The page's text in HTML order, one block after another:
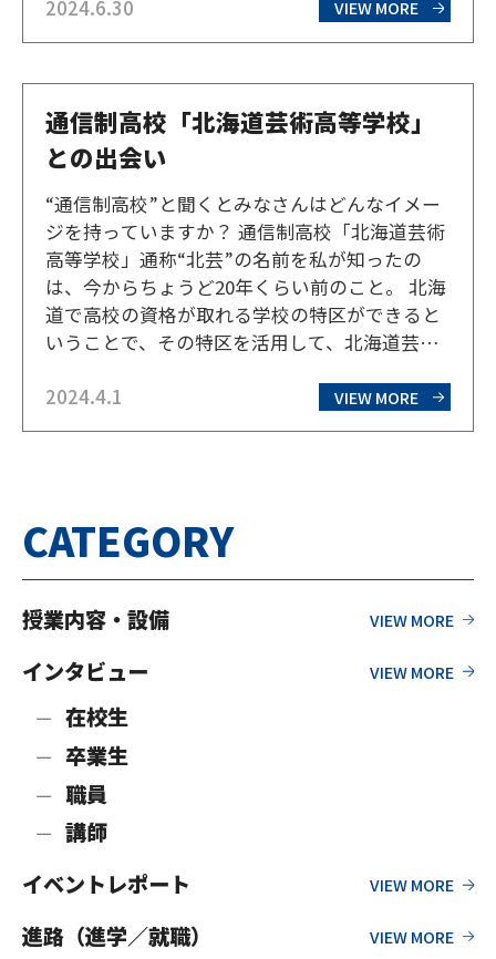
受けたもので、非常に広い施設となっている。
しかし、「学校法人化」と仁木町への「本校
2024.6.30 VIEW MORE
通信制高校「北海道芸術高等学校」
との出会い
“通信制高校”と聞くとみなさんはどんなイメー
ジを持っていますか？ 通信制高校「北海道芸術
高等学校」通称“北芸”の名前を私が知ったの
は、今からちょうど20年くらい前のこと。 北海
道で高校の資格が取れる学校の特区ができると
いうことで、その特区を活用して、北海道芸術
話を人づてに聞いた私は、単に高卒の資格を欲
しい人が通信制で簡単に資格を取得する仕組み
2024.4.1 VIEW MORE
CATEGORY
授業内容・設備
インタビュー
在校生
卒業生
職員
講師
イベントレポート
進路（進学／就職）